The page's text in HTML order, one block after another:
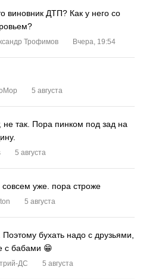
виновник ДТП? Как у него со
Трофимов Вчера, 19:54
5 августа
не так. Пора пинком под зад на
5 августа
совсем уже. пора строже
5 августа
Поэтому бухать надо с друзьями,
с бабами 😁
ДС 5 августа